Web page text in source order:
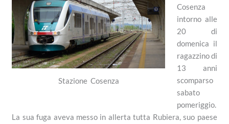
Stazione Cosenza
Cosenza
intorno alle
20 di
domenica il
ragazzino di
13 anni
scomparso
sabato
pomeriggio.
La sua fuga aveva messo in allerta tutta Rubiera, suo paese